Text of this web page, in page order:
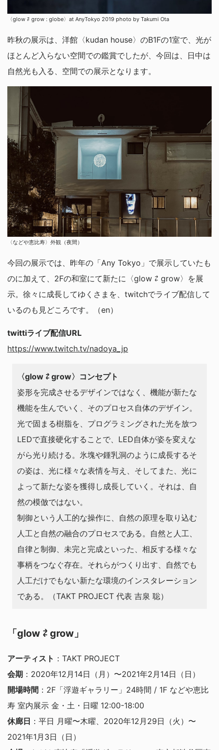
〈glow ⇄ grow : globe〉at AnyTokyo 2019 photo by Takumi Ota
昨秋の展示は、洋館〈kudan house〉のB1Fの1室で、光が
ほとんど入らない空間での鑑賞でしたが、今回は、日中は
自然光も入る、空間での展示となります。
〈などや恵比寿〉外観（夜間）
今回の展示では、昨年の「Any Tokyo」で展示していたも
のに加えて、2Fの和室にて新たに〈glow ⇄ grow〉を展
示。徐々に成長してゆくさまを、twitchでライブ配信して
いるのも見どころです。（en）
twittiライブ配信URL
https://www.twitch.tv/nadoya_jp
〈glow ⇄ grow〉コンセプト
姿形を完成させるデザインではなく、機能が新たな
機能を生んでいく、そのプロセス自体のデザイン。
光で固まる樹脂を、プログラミングされた光を放つ
LEDで直接硬化することで、LED自体が姿を変えな
がら光り続ける。氷塊や鍾乳洞のように成長するそ
の姿は、光に様々な表情を与え、そしてまた、光に
よって新たな姿を獲得し成長していく。それは、自
然の模倣ではない。
制御という人工的な操作に、自然の原理を取り込む
人工と自然の融合のプロセスである。自然と人工、
自律と制御、未完と完成といった、相反する様々な
事柄をつなぐ存在。それらがつくり出す、自然でも
人工だけでもない新たな環境のインスタレーション
である。（TAKT PROJECT 代表 吉泉 聡）
「glow ⇄ grow」
アーティスト ：TAKT PROJECT
会期 ：2020年12月14日（月）〜2021年2月14日（日）
開場時間 ：2F「浮遊ギャラリー」24時間 / 1F などや恵比
寿 室内展示 金・土・日曜 12:00-18:00
休廊日 ：平日 月曜〜木曜、2020年12月29日（火）〜
2021年1月3日（日）